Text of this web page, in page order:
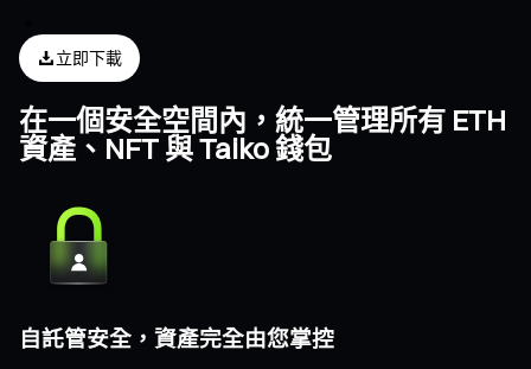
立即下載
在一個安全空間內，統一管理所有 ETH
資產、NFT 與 Taiko 錢包
自託管安全，資產完全由您掌控